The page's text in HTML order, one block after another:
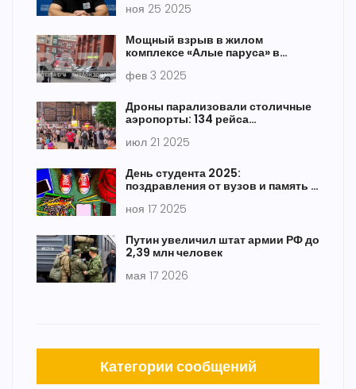
ноя 25 2025
Мощный взрыв в жилом
комплексе «Алые паруса» в
фев 3 2025
Дроны парализовали столичные
аэропорты: 134 рейса
июл 21 2025
День студента 2025:
поздравления от вузов и память о
ноя 17 2025
Путин увеличил штат армии РФ до
2,39 млн человек
мая 17 2026
Категории сообщений